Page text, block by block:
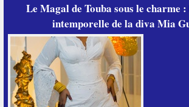
Le Magal de Touba sous le charme :
intemporelle de la diva Mia